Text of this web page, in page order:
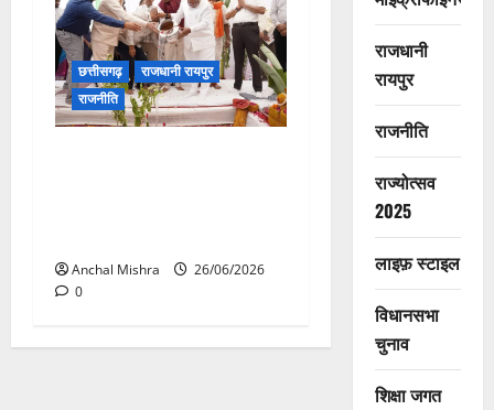
छत्तीसगढ़
राजधानी रायपुर
राजनीति
Anchal Mishra
26/06/2026
0
राजधानी
रायपुर
राजनीति
राज्योत्सव
2025
लाइफ़ स्टाइल
विधानसभा
चुनाव
शिक्षा जगत